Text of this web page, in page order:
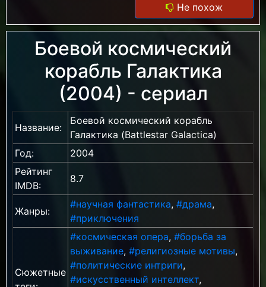
Не похож
Боевой космический
корабль Галактика
(2004) - сериал
Название:
Боевой космический корабль
Галактика (Battlestar Galactica)
Год:
2004
Рейтинг
IMDB:
8.7
Жанры:
#научная фантастика, #драма,
#приключения
Сюжетные
#космическая опера, #борьба за
выживание, #религиозные мотивы,
#политические интриги,
#искусственный интеллект,